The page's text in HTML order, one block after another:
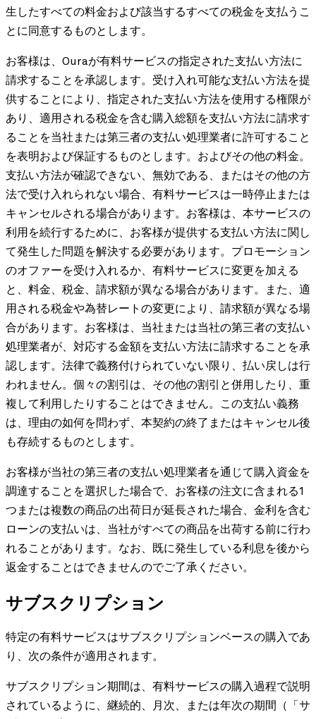
生したすべての料金および該当するすべての税金を支払うこ
とに同意するものとします。
お客様は、Ouraが有料サービスの指定された支払い方法に
請求することを承認します。受け入れ可能な支払い方法を提
供することにより、指定された支払い方法を使用する権限が
あり、適用される税金を含む購入総額を支払い方法に請求す
ることを当社または第三者の支払い処理業者に許可すること
を表明および保証するものとします。およびその他の料金。
支払い方法が確認できない、無効である、またはその他の方
法で受け入れられない場合、有料サービスは一時停止または
キャンセルされる場合があります。お客様は、本サービスの
利用を続行するために、お客様が提供する支払い方法に関し
て発生した問題を解決する必要があります。プロモーション
のオファーを受け入れるか、有料サービスに変更を加える
と、料金、税金、請求額が異なる場合があります。また、適
用される税金や為替レートの変更により、請求額が異なる場
合があります。お客様は、当社または当社の第三者の支払い
処理業者が、対応する金額を支払い方法に請求することを承
認します。法律で義務付けられていない限り、払い戻しは行
われません。個々の割引は、その他の割引と併用したり、重
複して利用したりすることはできません。この支払い義務
は、理由の如何を問わず、本契約の終了またはキャンセル後
も存続するものとします。
お客様が当社の第三者の支払い処理業者を通じて購入資金を
調達することを選択した場合で、お客様の注文に含まれる1
つまたは複数の商品の出荷日が延長された場合、金利を含む
ローンの支払いは、当社がすべての商品を出荷する前に行わ
れることがあります。なお、既に発生している利息を後から
返金することはできませんのでご了承ください。
サブスクリプション
特定の有料サービスはサブスクリプションベースの購入であ
り、次の条件が適用されます。
サブスクリプション期間は、有料サービスの購入過程で説明
されているように、継続的、月次、または年次の期間（「サ